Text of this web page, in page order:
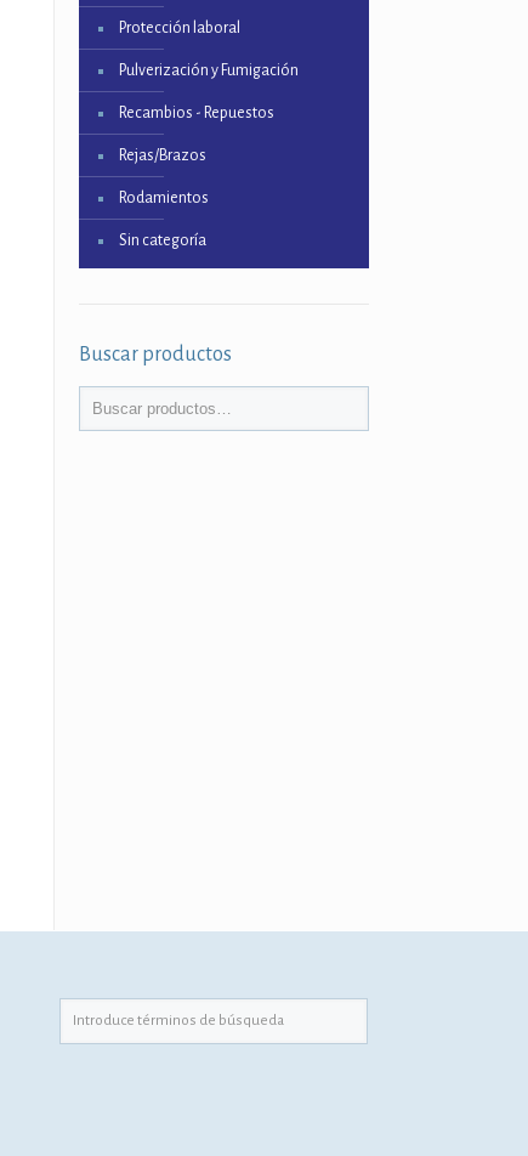
Protección laboral
Pulverización y Fumigación
Recambios - Repuestos
Rejas/Brazos
Rodamientos
Sin categoría
Buscar productos